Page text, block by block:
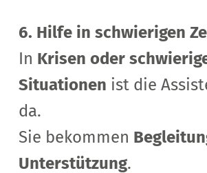
6. Hilfe in schwierigen
In Krisen oder
Situationen ist die
da.
Sie bekommen
Unterstützung.